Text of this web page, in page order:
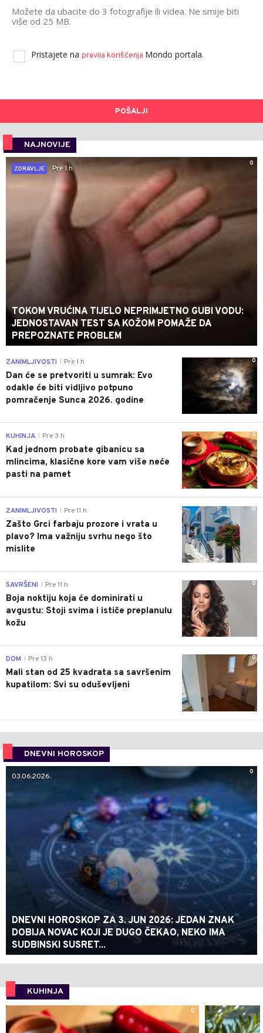
Možete da ubacite do 3 fotografije ili videa. Ne smije biti
više od 25 MB.
Pristajete na pravila korišćenja Mondo portala.
POŠALJI
NAJNOVIJE
0
ZDRAVLJE
Pre 1 h
TOKOM VRUĆINA TIJELO NEPRIMJETNO GUBI VODU:
JEDNOSTAVAN TEST SA KOŽOM POMAŽE DA
PREPOZNATE PROBLEM
0
ZANIMLJIVOSTI Pre 1 h
Dan će se pretvoriti u sumrak: Evo
odakle će biti vidljivo potpuno
pomračenje Sunca 2026. godine
0
KUHINJA Pre 3 h
Kad jednom probate gibanicu sa
mlincima, klasične kore vam više neće
pasti na pamet
0
ZANIMLJIVOSTI Pre 11 h
Zašto Grci farbaju prozore i vrata u
plavo? Ima važniju svrhu nego što
mislite
0
SAVRŠENI Pre 11 h
Boja noktiju koja će dominirati u
avgustu: Stoji svima i ističe preplanulu
kožu
0
DOM Pre 13 h
Mali stan od 25 kvadrata sa savršenim
kupatilom: Svi su oduševljeni
DNEVNI HOROSKOP
0
03.06.2026.
DNEVNI HOROSKOP ZA 3. JUN 2026: JEDAN ZNAK
DOBIJA NOVAC KOJI JE DUGO ČEKAO, NEKO IMA
SUDBINSKI SUSRET...
KUHINJA
0